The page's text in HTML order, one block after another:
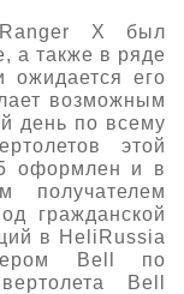
X был
а также в ряде
ожидается его
возможным
день по всему
этой
оформлен и в
получателем
гражданской
в HeliRussia
Bell по
Bell